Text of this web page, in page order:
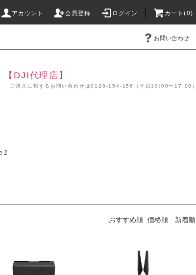
アカウント 会員登録 ログイン カート(0)
お問い合わせ
【DJI代理店】
ご購入に関するお問い合わせは0120-154-156（平日10:00〜17:00）
2
おすすめ順 価格順 新着順